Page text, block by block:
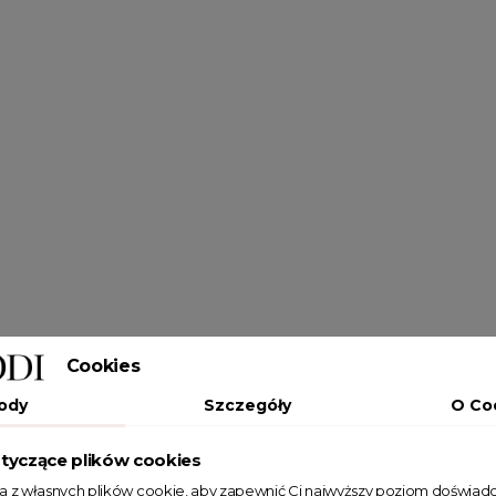
Cookies
Szczegóły O
plików cookies
z własnych plików cookie, aby zapewnić Ci najwyższy poziom